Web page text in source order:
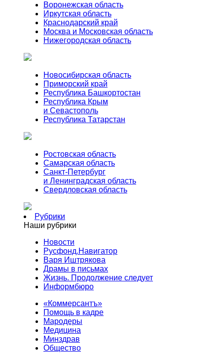
Воронежская область
Иркутская область
Краснодарский край
Москва и Московская область
Нижегородская область
Новосибирская область
Приморский край
Республика Башкортостан
Республика Крым
и Севастополь
Республика Татарстан
Ростовская область
Самарская область
Санкт-Петербург
и Ленинградская область
Свердловская область
Рубрики
Наши рубрики
Новости
Русфонд.Навигатор
Варя Иштрякова
Драмы в письмах
Жизнь. Продолжение следует
Информбюро
«Коммерсантъ»
Помощь в кадре
Мародеры
Медицина
Минздрав
Общество